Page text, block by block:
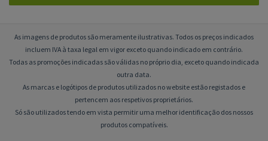
As imagens de produtos são meramente ilustrativas. Todos os preços indicados
incluem IVA à taxa legal em vigor exceto quando indicado em contrário.
Todas as promoções indicadas são válidas no próprio dia, exceto quando indicada
outra data.
As marcas e logótipos de produtos utilizados no website estão registados e
pertencem aos respetivos proprietários.
Só são utilizados tendo em vista permitir uma melhor identificação dos nossos
produtos compatíveis.